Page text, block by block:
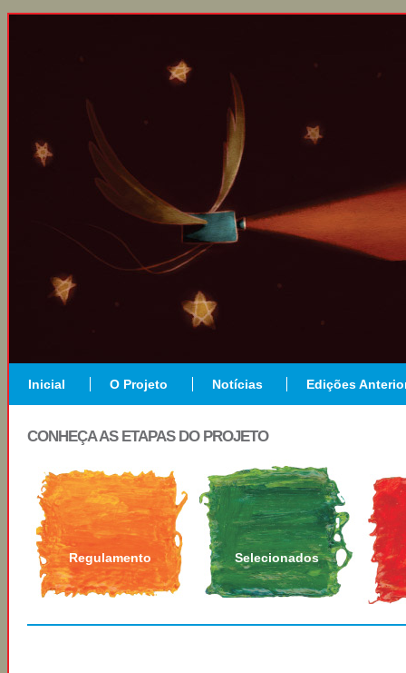
Inicial O Projeto Notícias Edições
CONHEÇA AS ETAPAS DO PROJETO
Regulamento Selecionados